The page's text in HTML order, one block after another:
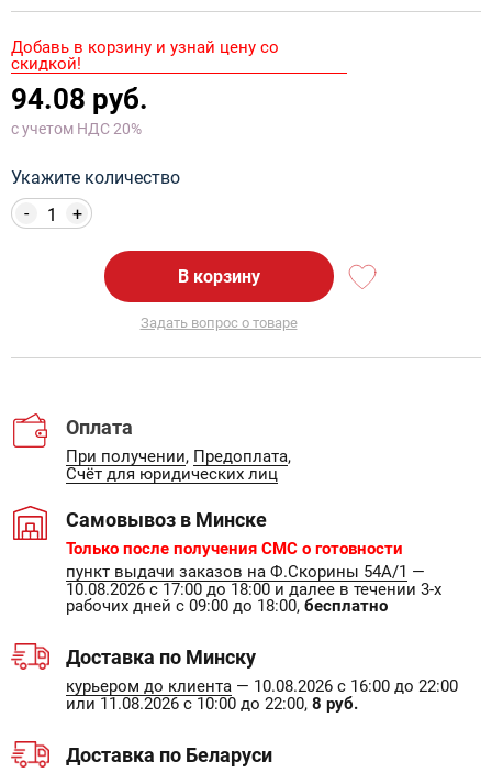
Добавь в корзину и узнай цену со
скидкой!
94.08 руб.
с учетом НДС 20%
Укажите количество
+
-
В корзину
Задать вопрос о товаре
Оплата
При получении, Предоплата,
Счёт для юридических лиц
Самовывоз в Минске
Только после получения СМС о готовности
пункт выдачи заказов на Ф.Скорины 54А/1 —
10.08.2026 с 17:00 до 18:00 и далее в течении 3-х
рабочих дней с 09:00 до 18:00, бесплатно
Доставка по Минску
курьером до клиента — 10.08.2026 с 16:00 до 22:00
или 11.08.2026 с 10:00 до 22:00, 8 руб.
Доставка по Беларуси